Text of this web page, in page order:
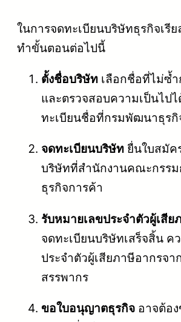
ในการจดทะเบียนบริษัทธุรกิจเรีย
ทำขั้นตอนต่อไปนี้
ตั้งชื่อบริษัท เลือกชื่อที่ไม่ซ้
และตรวจสอบความเป็นไป
ทะเบียนชื่อที่กรมพัฒนาธุร
จดทะเบียนบริษัท ยื่นใบสมัค
บริษัทที่สำนักงานคณะกรร
ธุรกิจการค้า
รับหมายเลขประจำตัวผู้เสีย
จดทะเบียนบริษัทเสร็จสิ้น ค
ประจำตัวผู้เสียภาษีอากรจ
สรรพากร
ขอใบอนุญาตธุรกิจ อาจต้อ